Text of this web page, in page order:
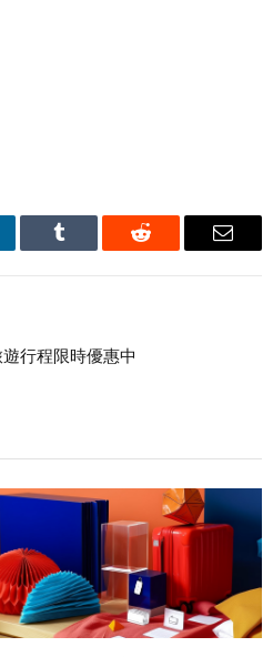
Tumblr Reddit Email
行程限時優惠中